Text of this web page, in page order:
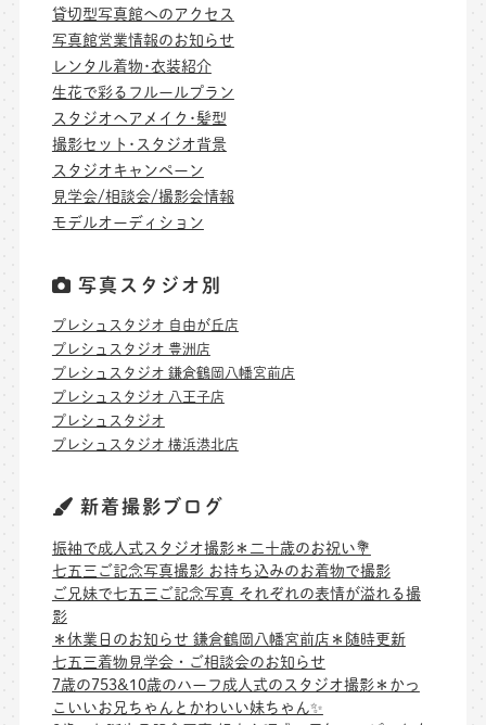
貸切型写真館へのアクセス
写真館営業情報のお知らせ
レンタル着物･衣装紹介
生花で彩るフルールプラン
スタジオヘアメイク･髪型
撮影セット･スタジオ背景
スタジオキャンペーン
見学会/相談会/撮影会情報
モデルオーディション
写真スタジオ別
プレシュスタジオ 自由が丘店
プレシュスタジオ 豊洲店
プレシュスタジオ 鎌倉鶴岡八幡宮前店
プレシュスタジオ 八王子店
プレシュスタジオ
プレシュスタジオ 横浜港北店
新着撮影ブログ
振袖で成人式スタジオ撮影＊二十歳のお祝い💐
七五三ご記念写真撮影 お持ち込みのお着物で撮影
ご兄妹で七五三ご記念写真 それぞれの表情が溢れる撮
影
＊休業日のお知らせ 鎌倉鶴岡八幡宮前店＊随時更新
七五三着物見学会・ご相談会のお知らせ
7歳の753&10歳のハーフ成人式のスタジオ撮影＊かっ
こいいお兄ちゃんとかわいい妹ちゃん✨